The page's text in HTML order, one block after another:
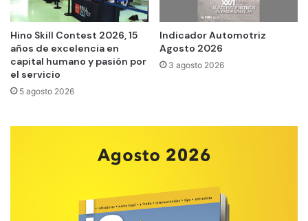
Hino Skill Contest 2026, 15
años de excelencia en
capital humano y pasión por
el servicio
5 agosto 2026
Indicador Automotriz
Agosto 2026
3 agosto 2026